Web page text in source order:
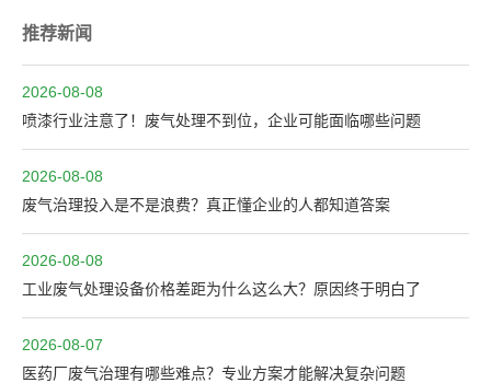
推荐新闻
2026-08-08
喷漆行业注意了！废气处理不到位，企业可能面临哪些问题
2026-08-08
废气治理投入是不是浪费？真正懂企业的人都知道答案
2026-08-08
工业废气处理设备价格差距为什么这么大？原因终于明白了
2026-08-07
医药厂废气治理有哪些难点？专业方案才能解决复杂问题